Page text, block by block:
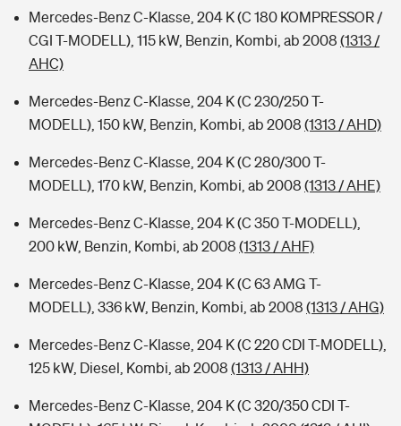
Mercedes-Benz C-Klasse, 204 K (C 180 KOMPRESSOR /
CGI T-MODELL), 115 kW, Benzin, Kombi, ab 2008 (1313 /
AHC)
Mercedes-Benz C-Klasse, 204 K (C 230/250 T-
MODELL), 150 kW, Benzin, Kombi, ab 2008 (1313 / AHD)
Mercedes-Benz C-Klasse, 204 K (C 280/300 T-
MODELL), 170 kW, Benzin, Kombi, ab 2008 (1313 / AHE)
Mercedes-Benz C-Klasse, 204 K (C 350 T-MODELL),
200 kW, Benzin, Kombi, ab 2008 (1313 / AHF)
Mercedes-Benz C-Klasse, 204 K (C 63 AMG T-
MODELL), 336 kW, Benzin, Kombi, ab 2008 (1313 / AHG)
Mercedes-Benz C-Klasse, 204 K (C 220 CDI T-MODELL),
125 kW, Diesel, Kombi, ab 2008 (1313 / AHH)
Mercedes-Benz C-Klasse, 204 K (C 320/350 CDI T-